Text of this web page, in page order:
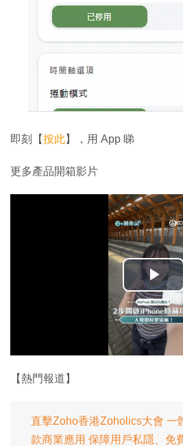
即刻【按此】，用 App 睇
更多產品開箱影片
播
放
影
【熱門報道】
直擊Zoho香港Zoholics大會 一
款商業應用 保障用戶私隱、免